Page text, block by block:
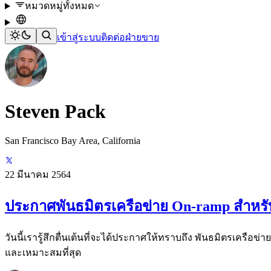
หมวดหมู่ทั้งหมด
เข้าสู่ระบบติดต่อฝ่ายขาย
Steven Pack
San Francisco Bay Area, California
22 มีนาคม 2564
ประกาศพันธมิตรเครือข่าย On-ramp สำหรั
วันนี้เรารู้สึกตื่นเต้นที่จะได้ประกาศให้ทราบถึง พันธมิตรเครือข่าย
และเหมาะสมที่สุด